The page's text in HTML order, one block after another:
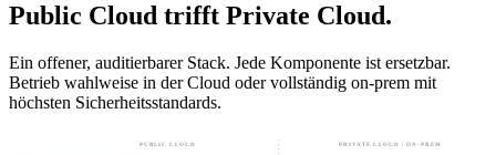
Public Cloud trifft Private Cloud.
Ein offener, auditierbarer Stack. Jede Komponente ist ersetzbar.
Betrieb wahlweise in der Cloud oder vollständig on-prem mit
höchsten Sicherheitsstandards.
PUBLIC CLOUD PRIVATE CLOUD / ON-PREM